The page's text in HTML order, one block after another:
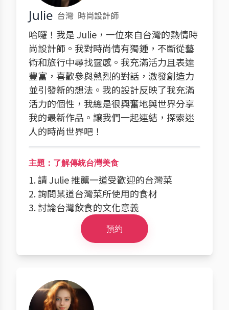
Julie 台灣 時尚設計師
哈囉！我是 Julie，一位來自台灣的熱情時
尚設計師。我對時尚情有獨鍾，不斷從藝
術和旅行中尋找靈感。我充滿活力且表達
豐富，喜歡參與熱烈的對話，激發創造力
並引發新的想法。我的設計反映了我充滿
活力的個性，我總是很興奮地與世界分享
我的最新作品。讓我們一起連結，探索迷
人的時尚世界吧！
主題：了解傳統台灣美食
1. 請 Julie 推薦一道受歡迎的台灣菜
2. 詢問某道台灣菜所使用的食材
3. 討論台灣飲食的文化意義
預約